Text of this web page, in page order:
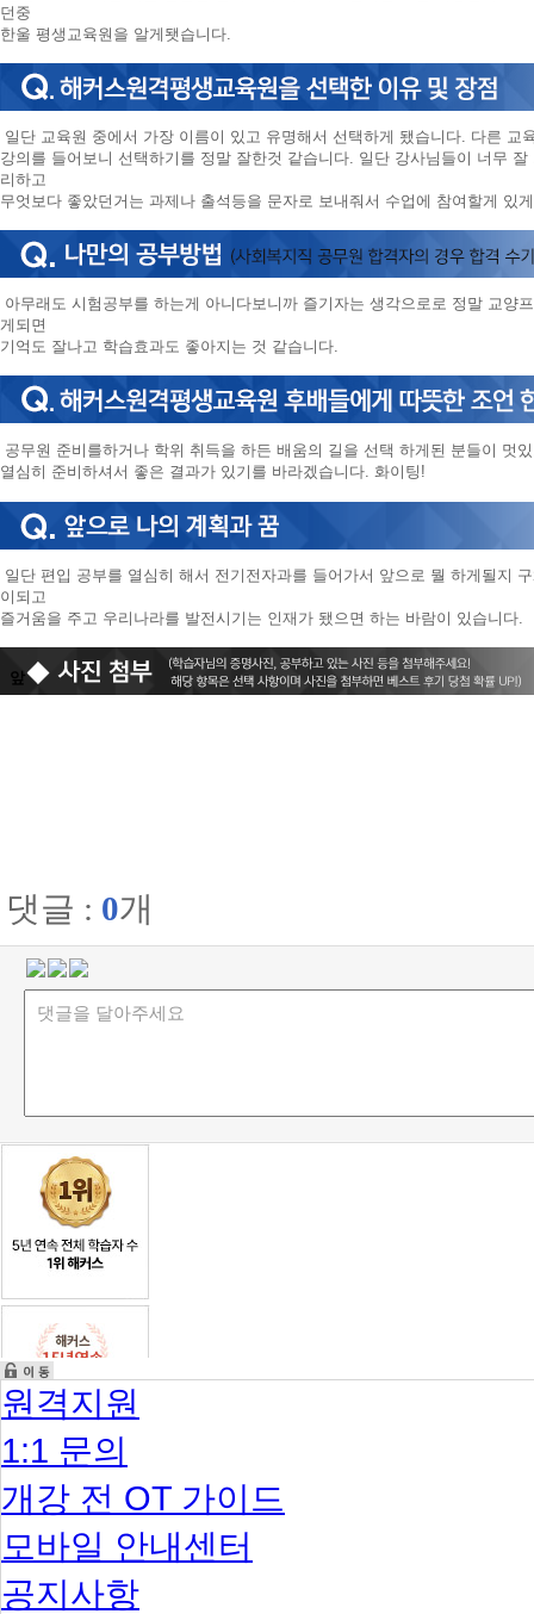
던중
한울 평생교육원을 알게됏습니다.
일단 교육원 중에서 가장 이름이 있고 유명해서 선택하게 됐습니다. 다른 교
강의를 들어보니 선택하기를 정말 잘한것 같습니다. 일단 강사님들이 너무
리하고
무엇보다 좋았던거는 과제나 출석등을 문자로 보내줘서 수업에 참여할게 있
아무래도 시험공부를 하는게 아니다보니까 즐기자는 생각으로로 정말 교양
게되면
기억도 잘나고 학습효과도 좋아지는 것 같습니다.
공무원 준비를하거나 학위 취득을 하든 배움의 길을 선택 하게된 분들이 멋
열심히 준비하셔서 좋은 결과가 있기를 바라겠습니다. 화이팅!
일단 편입 공부를 열심히 해서 전기전자과를 들어가서 앞으로 뭘 하게될지
이되고
즐거움을 주고 우리나라를 발전시기는 인재가 됐으면 하는 바람이 있습니다.
앞
댓글 : 0개
원격지원
1:1 문의
개강 전 OT 가이드
모바일 안내센터
공지사항